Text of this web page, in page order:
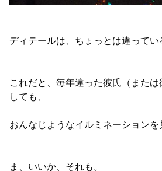
ディテールは、ちょっとは違って
これだと、毎年違った彼氏（または
しても、
おんなじようなイルミネーション
ま、いいか、それも。